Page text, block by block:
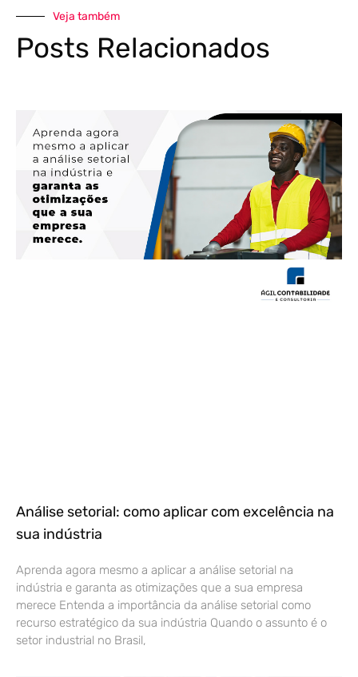
Veja também
Posts Relacionados
Análise setorial: como aplicar com excelência na
sua indústria
Aprenda agora mesmo a aplicar a análise setorial na
indústria e garanta as otimizações que a sua empresa
merece Entenda a importância da análise setorial como
recurso estratégico da sua indústria Quando o assunto é o
setor industrial no Brasil,